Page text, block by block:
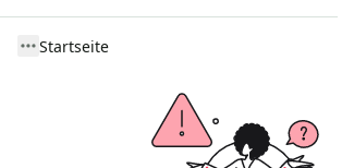
Startseite